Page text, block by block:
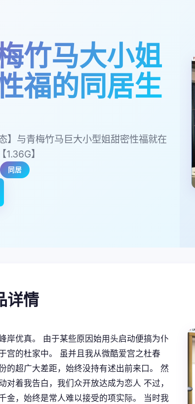
竹马大小姐
福的同居生
】与青梅竹马巨大小型姐甜密性福就在
】
同居
详情
岸优真。 由于某些原因始用头启动便搞为仆
宫的杜家中。 虽并且我从微酷爱宫之杜春
的超广大差距，始终没持有述出前来口。 然
对着我告白，我们众开放达成为恋人 不过，
金，始终是常人难以接受的项实际。 当时我